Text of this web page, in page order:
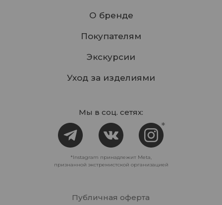
Уход за изделиями
Экскурсии
Покупателям
О бренде
Мы в соц. сетях:
*Instagram принадлежит Meta,
признанной экстремистской организацией
*
Публичная оферта